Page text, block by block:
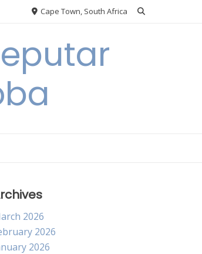
Cape Town, South Africa
2026
2026
2026